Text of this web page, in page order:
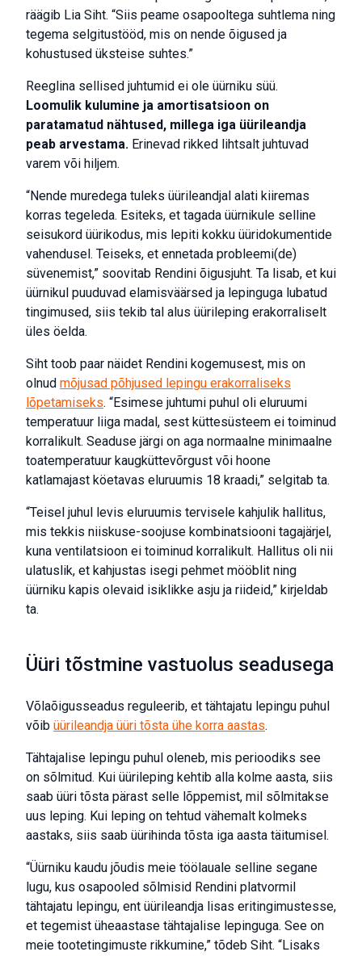
räägib Lia Siht. “Siis peame osapooltega suhtlema ning
tegema selgitustööd, mis on nende õigused ja
kohustused üksteise suhtes.”
Reeglina sellised juhtumid ei ole üürniku süü.
Loomulik kulumine ja amortisatsioon on
paratamatud nähtused, millega iga üürileandja
peab arvestama. Erinevad rikked lihtsalt juhtuvad
varem või hiljem.
“Nende muredega tuleks üürileandjal alati kiiremas
korras tegeleda. Esiteks, et tagada üürnikule selline
seisukord üürikodus, mis lepiti kokku üüridokumentide
vahendusel. Teiseks, et ennetada probleemi(de)
süvenemist,” soovitab Rendini õigusjuht. Ta lisab, et kui
üürnikul puuduvad elamisväärsed ja lepinguga lubatud
tingimused, siis tekib tal alus üürileping erakorraliselt
üles öelda.
Siht toob paar näidet Rendini kogemusest, mis on
olnud mõjusad põhjused lepingu erakorraliseks
lõpetamiseks. “Esimese juhtumi puhul oli eluruumi
temperatuur liiga madal, sest küttesüsteem ei toiminud
korralikult. Seaduse järgi on aga normaalne minimaalne
toatemperatuur kaugküttevõrgust või hoone
katlamajast köetavas eluruumis 18 kraadi,” selgitab ta.
“Teisel juhul levis eluruumis tervisele kahjulik hallitus,
mis tekkis niiskuse-soojuse kombinatsiooni tagajärjel,
kuna ventilatsioon ei toiminud korralikult. Hallitus oli nii
ulatuslik, et kahjustas isegi pehmet mööblit ning
üürniku kapis olevaid isiklikke asju ja riideid,” kirjeldab
ta.
Üüri tõstmine vastuolus seadusega
Võlaõigusseadus reguleerib, et tähtajatu lepingu puhul
võib üürileandja üüri tõsta ühe korra aastas.
Tähtajalise lepingu puhul oleneb, mis perioodiks see
on sõlmitud. Kui üürileping kehtib alla kolme aasta, siis
saab üüri tõsta pärast selle lõppemist, mil sõlmitakse
uus leping. Kui leping on tehtud vähemalt kolmeks
aastaks, siis saab üürihinda tõsta iga aasta täitumisel.
“Üürniku kaudu jõudis meie töölauale selline segane
lugu, kus osapooled sõlmisid Rendini platvormil
tähtajatu lepingu, ent üürileandja lisas eritingimustesse,
et tegemist üheaastase tähtajalise lepinguga. See on
meie tootetingimuste rikkumine,” tõdeb Siht. “Lisaks